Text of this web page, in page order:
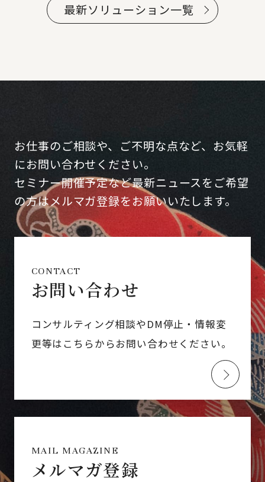
最新ソリューション一覧
お仕事のご相談や、ご不明な点など、お気軽
にお問い合わせください。
セミナー開催予定など最新ニュースをご希望
の方はメルマガ登録をお願いいたします。
CONTACT
お問い合わせ
コンサルティング相談やDM停止・情報変
更等はこちらからお問い合わせください。
MAIL MAGAZINE
メルマガ登録